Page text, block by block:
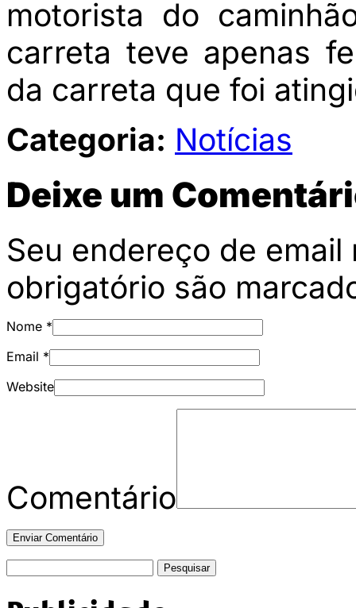
motorista do
carreta teve apenas
da carreta que foi
Categoria: Notícias
Deixe um
Seu endereço de
obrigatório são
Nome *
Email *
Website
Comentário